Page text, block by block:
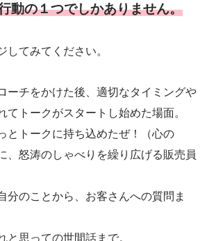
動の１つでしかありません。
してみてください。
ーチをかけた後、適切なタイミングや
てトークがスタートし始めた場面。
とトークに持ち込めたぜ！（心の
、怒涛のしゃべりを繰り広げる販売員
分のことから、お客さんへの質問ま
と思っての世間話まで。